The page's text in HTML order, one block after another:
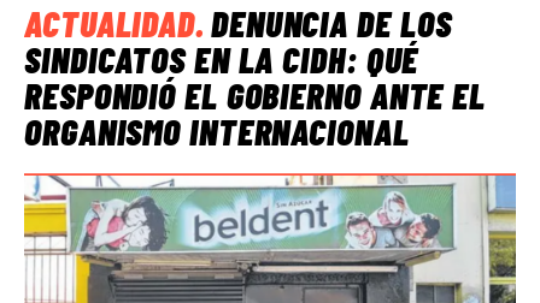
ACTUALIDAD.DENUNCIA DE LOS
SINDICATOS EN LA CIDH: QUÉ
RESPONDIÓ EL GOBIERNO ANTE EL
ORGANISMO INTERNACIONAL